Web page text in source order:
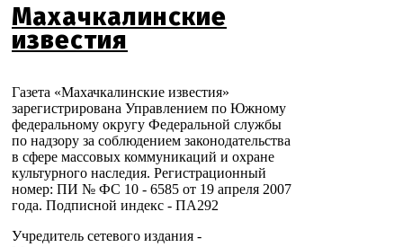
Махачкалинские
известия
Газета «Махачкалинские известия»
зарегистрирована Управлением по Южному
федеральному округу Федеральной службы
по надзору за соблюдением законодательства
в сфере массовых коммуникаций и охране
культурного наследия. Регистрационный
номер: ПИ № ФС 10 - 6585 от 19 апреля 2007
года. Подписной индекс - ПА292
Учредитель сетевого издания -